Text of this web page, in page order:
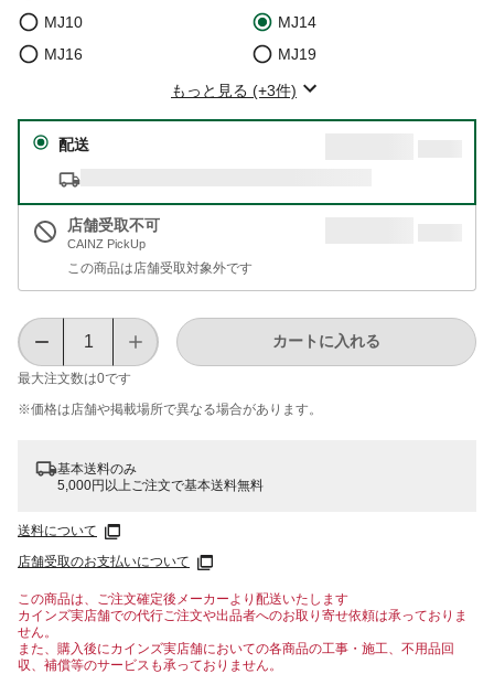
MJ10
MJ14
MJ16
MJ19
もっと見る (+3件)
配送
店舗受取不可
CAINZ PickUp
この商品は店舗受取対象外です
最大注文数は0です
カートに入れる
※価格は​店舗や​掲載場所で​異なる​場合が​あります。
基本送料のみ
5,000円以上ご注文で基本送料無料
送料について
店舗受取のお支払いについて
この商品は、ご注文確定後メーカーより配送いたします
カインズ実店舗での代行ご注文や出品者へのお取り寄せ依頼は承っておりま
せん。
また、購入後にカインズ実店舗においての各商品の工事・施工、不用品回
収、補償等のサービスも承っておりません。